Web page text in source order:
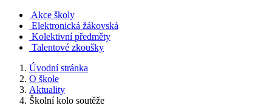
Akce školy
Elektronická žákovská
Kolektivní předměty
Talentové zkoušky
Úvodní stránka
O škole
Aktuality
Školní kolo soutěže